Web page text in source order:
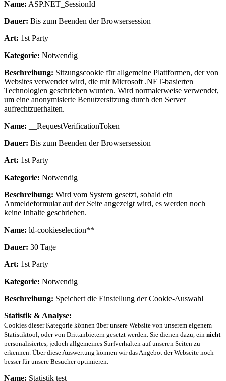
Name: ASP.NET_SessionId
Dauer: Bis zum Beenden der Browsersession
Art: 1st Party
Kategorie: Notwendig
Beschreibung: Sitzungscookie für allgemeine Plattformen, der von
Websites verwendet wird, die mit Microsoft .NET-basierten
Technologien geschrieben wurden. Wird normalerweise verwendet,
um eine anonymisierte Benutzersitzung durch den Server
aufrechtzuerhalten.
Name: __RequestVerificationToken
Dauer: Bis zum Beenden der Browsersession
Art: 1st Party
Kategorie: Notwendig
Beschreibung: Wird vom System gesetzt, sobald ein
Anmeldeformular auf der Seite angezeigt wird, es werden noch
keine Inhalte geschrieben.
Name: ld-cookieselection**
Dauer: 30 Tage
Art: 1st Party
Kategorie: Notwendig
Beschreibung: Speichert die Einstellung der Cookie-Auswahl
Statistik & Analyse:
Cookies dieser Kategorie können über unsere Website von unserem eigenem
Statistiktool, oder von Drittanbietern gesetzt werden. Sie dienen dazu, ein nicht
personalisiertes, jedoch allgemeines Surfverhalten auf unseren Seiten zu
erkennen. Über diese Auswertung können wir das Angebot der Webseite noch
besser für unsere Besucher optimieren.
Name: Statistik test